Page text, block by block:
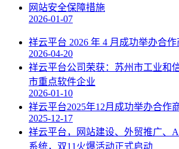
网站安全保障措施
2026-01-07
祥云平台 2026 年 4 月成功举办合
2026-04-20
祥云平台公司荣获：苏州市工业和
市重点软件企业
2026-01-10
祥云平台2025年12月成功举办合作
2025-12-17
祥云平台，网站建设、外贸推广、
系统，双11火爆活动正式启动